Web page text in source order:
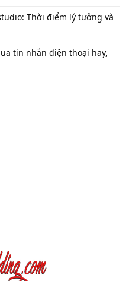
Thời điểm lý tưởng và
tin nhắn​ điện thoại hay,